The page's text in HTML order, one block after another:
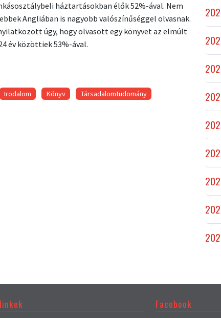
háztartásokban élők 52%-ával. Nem
Angliában is nagyobb valószínűséggel olvasnak.
úgy, hogy olvasott egy könyvet az elmúlt
év közöttiek 53%-ával.
Irodalom Könyv Társadalomtudomány
Facebook